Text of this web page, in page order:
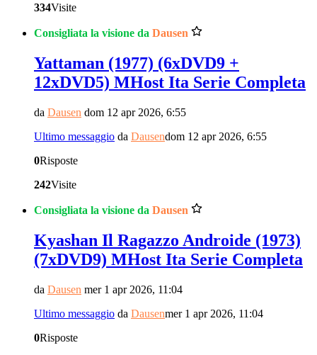
334Visite
Consigliata la visione da Dausen
Yattaman (1977) (6xDVD9 +
12xDVD5) MHost Ita Serie Completa
da Dausen dom 12 apr 2026, 6:55
Ultimo messaggio da Dausendom 12 apr 2026, 6:55
0Risposte
242Visite
Consigliata la visione da Dausen
Kyashan Il Ragazzo Androide (1973)
(7xDVD9) MHost Ita Serie Completa
da Dausen mer 1 apr 2026, 11:04
Ultimo messaggio da Dausenmer 1 apr 2026, 11:04
0Risposte